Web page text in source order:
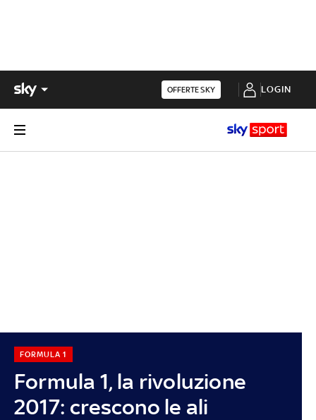
OFFERTE SKY LOGIN
Formula 1, la rivoluzione
2017: crescono le ali
FORMULA 1